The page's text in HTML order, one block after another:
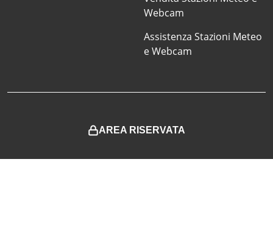
Webcam
Assistenza Stazioni Meteo
e Webcam
AREA RISERVATA